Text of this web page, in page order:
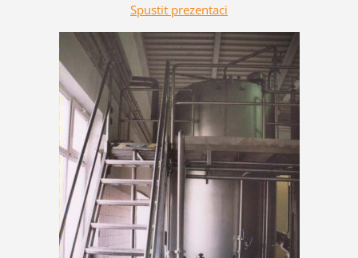
Spustit prezentaci